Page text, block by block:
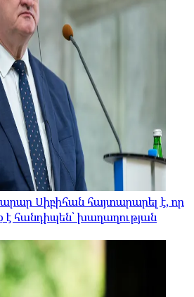
Սիբիհան հայտարարել է, որ
հանդիպեն՝ խաղաղության